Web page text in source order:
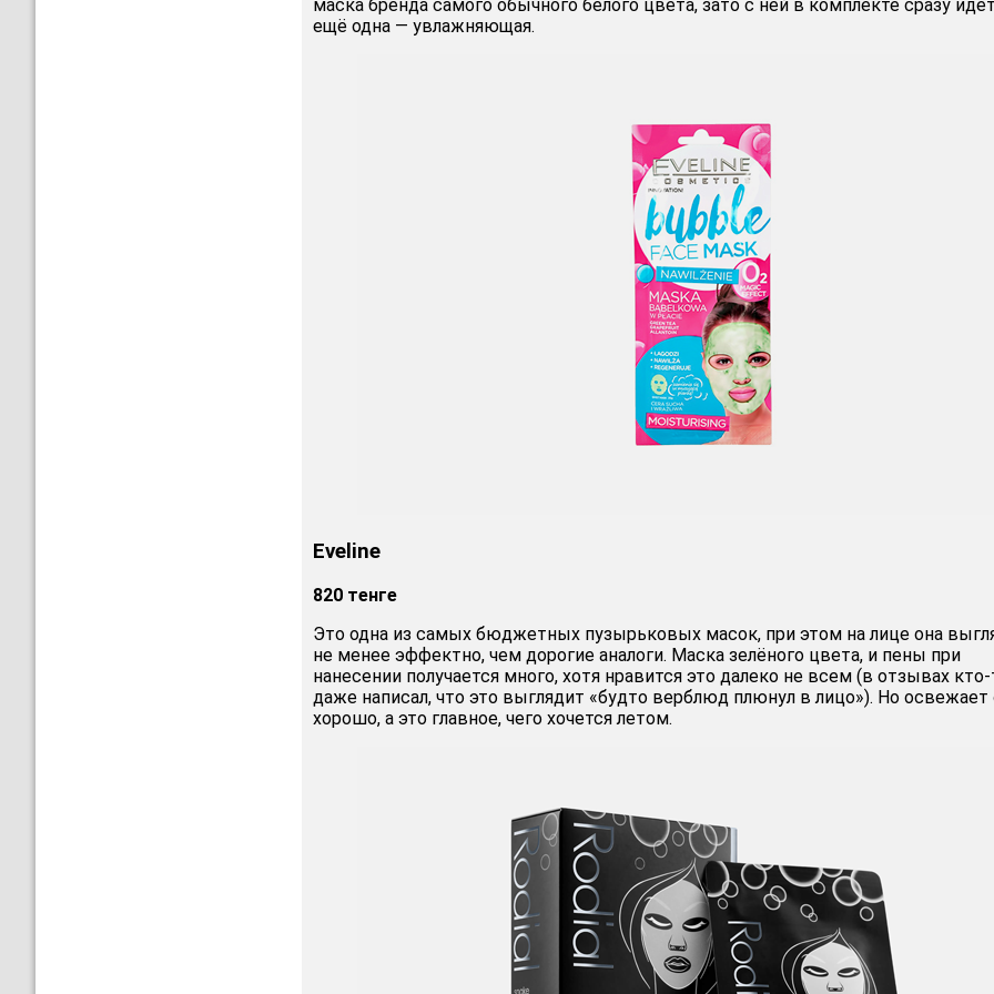
маска бренда самого обычного белого цвета, зато с ней в комплекте сразу
ещё одна — увлажняющая.
Eveline
820 тенге
Это одна из самых бюджетных пузырьковых масок, при этом на лице она
не менее эффектно, чем дорогие аналоги. Маска зелёного цвета, и пены при
нанесении получается много, хотя нравится это далеко не всем (в отзывах
даже написал, что это выглядит «будто верблюд плюнул в лицо»). Но освежает
хорошо, а это главное, чего хочется летом.